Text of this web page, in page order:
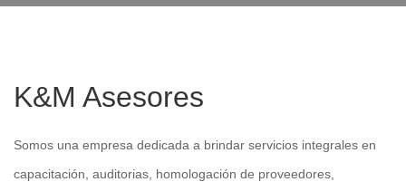
K&M Asesores
Somos una empresa dedicada a brindar servicios integrales en
capacitación, auditorias, homologación de proveedores,